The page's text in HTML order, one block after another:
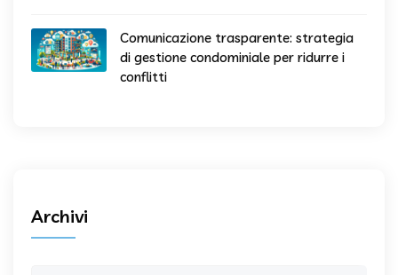
Comunicazione trasparente: strategia
di gestione condominiale per ridurre i
conflitti
Archivi